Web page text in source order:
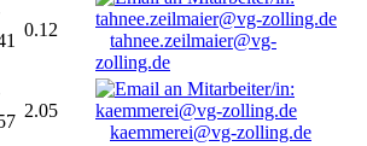
0.12
tahnee.zeilmaier@vg-
zolling.de
2.05
kaemmerei@vg-zolling.de